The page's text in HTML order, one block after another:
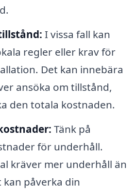
I vissa fall kan
regler eller krav för
Det kan innebära
ansöka om tillstånd,
den totala kostnaden.
Tänk på
för underhåll.
kräver mer underhåll än
påverka din